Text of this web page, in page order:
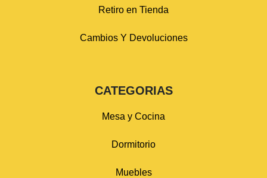
Retiro en Tienda
Cambios Y Devoluciones
CATEGORIAS
Mesa y Cocina
Dormitorio
Muebles